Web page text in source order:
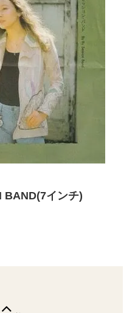
BAND(7インチ)